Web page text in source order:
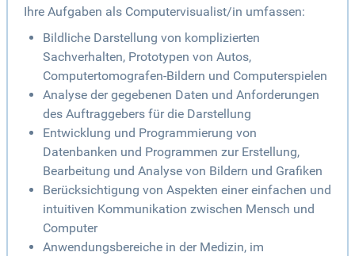
Ihre Aufgaben als Computervisualist/in umfassen:
Bildliche Darstellung von komplizierten
Sachverhalten, Prototypen von Autos,
Computertomografen-Bildern und Computerspielen
Analyse der gegebenen Daten und Anforderungen
des Auftraggebers für die Darstellung
Entwicklung und Programmierung von
Datenbanken und Programmen zur Erstellung,
Bearbeitung und Analyse von Bildern und Grafiken
Berücksichtigung von Aspekten einer einfachen und
intuitiven Kommunikation zwischen Mensch und
Computer
Anwendungsbereiche in der Medizin, im